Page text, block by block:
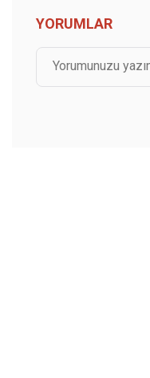
YORUMLAR